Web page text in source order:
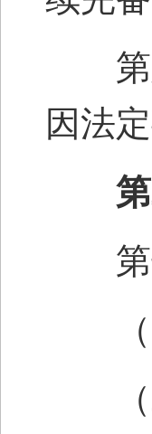
第六
因法
第
第
（
（